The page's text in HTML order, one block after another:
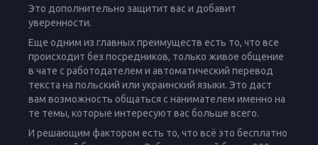
Это дополнительно защитит вас и добавит
уверенности.
Еще одним из главных преимуществ есть то, что все
происходит без посредников, только живое общение
в чате с работодателем и автоматический перевод
текста на польский или украинский языки. Это даст
вам возможность общаться с нанимателем именно на
те темы, которые интересуют вас больше всего.
И решающим фактором есть то, что всё это бесплатно